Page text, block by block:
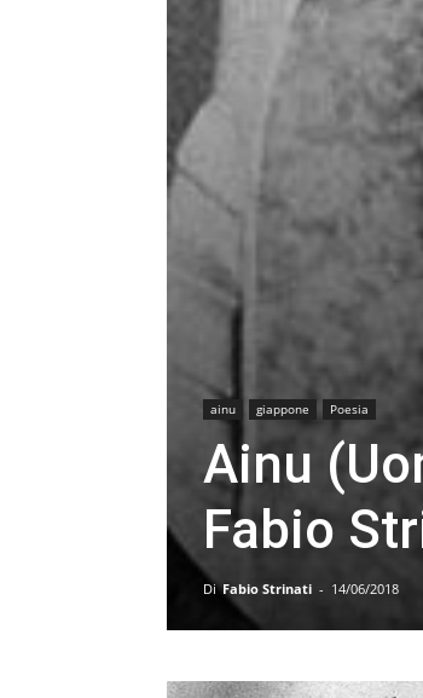
ainu giappone Poesia
Ainu
Fabio
Di Fabio Strinati - 14/06/2018